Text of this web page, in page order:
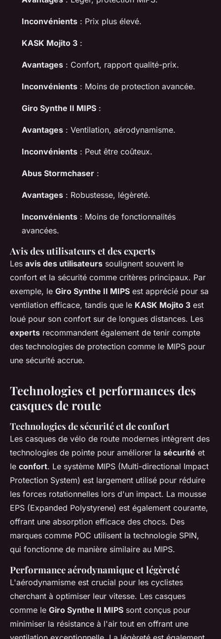
Inconvénients : Prix plus élevé.
KASK Mojito 3 :
Avantages : Confort, rapport qualité-prix.
Inconvénients : Moins de protection avancée.
Giro Synthe II MIPS :
Avantages : Ventilation, aérodynamisme.
Inconvénients : Peut être coûteux.
Abus Stormchaser :
Avantages : Robustesse, légèreté.
Inconvénients : Moins de fonctionnalités
avancées.
Avis des utilisateurs et des experts
Les avis des utilisateurs soulignent souvent le
confort et la sécurité comme critères principaux. Par
exemple, le Giro Synthe II MIPS est apprécié pour sa
ventilation efficace, tandis que le KASK Mojito 3 est
loué pour son confort sur de longues distances. Les
experts recommandent également de tenir compte
des technologies de protection comme le MIPS pour
une sécurité accrue.
Technologies et performances des
casques de route
Technologies de sécurité et de confort
Les casques de vélo de route modernes intègrent des
technologies de pointe pour améliorer la sécurité et
le confort. Le système MIPS (Multi-directional Impact
Protection System) est largement utilisé pour réduire
les forces rotationnelles lors d'un impact. La mousse
EPS (Expanded Polystyrene) est également courante,
offrant une absorption efficace des chocs. Des
marques comme POC utilisent la technologie SPIN,
qui fonctionne de manière similaire au MIPS.
Performance aérodynamique et légèreté
L'aérodynamisme est crucial pour les cyclistes
cherchant à optimiser leur vitesse. Les casques
comme le Giro Synthe II MIPS sont conçus pour
minimiser la résistance à l'air tout en offrant une